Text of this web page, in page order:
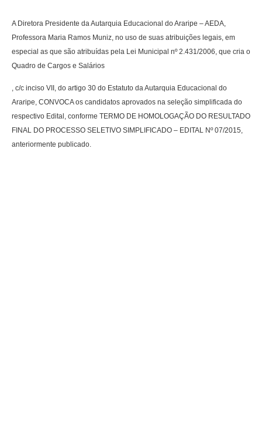
A Diretora Presidente da Autarquia Educacional do Araripe – AEDA,
Professora Maria Ramos Muniz, no uso de suas atribuições legais, em
especial as que são atribuídas pela Lei Municipal nº 2.431/2006, que cria o
Quadro de Cargos e Salários
, c/c inciso VII, do artigo 30 do Estatuto da Autarquia Educacional do
Araripe, CONVOCA os candidatos aprovados na seleção simplificada do
respectivo Edital, conforme TERMO DE HOMOLOGAÇÃO DO RESULTADO
FINAL DO PROCESSO SELETIVO SIMPLIFICADO – EDITAL Nº 07/2015,
anteriormente publicado.